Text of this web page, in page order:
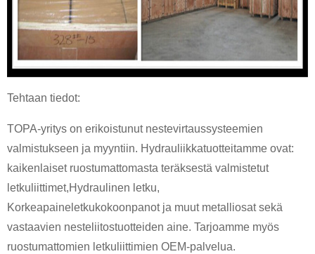
Tehtaan tiedot:
TOPA-yritys on erikoistunut nestevirtaussysteemien
valmistukseen ja myyntiin. Hydrauliikkatuotteitamme ovat:
kaikenlaiset ruostumattomasta teräksestä valmistetut
letkuliittimet,Hydraulinen letku,
Korkeapaineletkukokoonpanot ja muut metalliosat sekä
vastaavien nesteliitostuotteiden aine. Tarjoamme myös
ruostumattomien letkuliittimien OEM-palvelua.